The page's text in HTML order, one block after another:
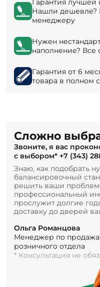
Гарантия лучшей
Нашли дешевле?
менеджеру
Нужен
наполнение? Все
Гарантия от 6
товара в полном
Сложно
Звоните, я вас
с выбором* +7 (343)
Знаю, как подобрать
балансировочный
решить ваши
профессиональный
прослужит долгие
доставку до дверей
Ольга Романцова
Менеджер по
розничного отдела
* Консультация не